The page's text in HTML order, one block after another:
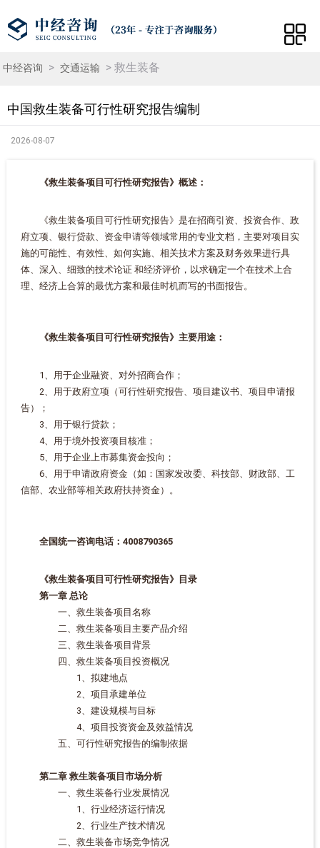
中经咨询 > 交通运输 > 救生装备
中国救生装备可行性研究报告编制
2026-08-07
《救生装备项目可行性研究报告》概述：
《救生装备项目可行性研究报告》是在招商引资、投资合作、政
府立项、银行贷款、资金申请等领域常用的专业文档，主要对项目实
施的可能性、有效性、如何实施、相关技术方案及财务效果进行具
体、深入、细致的技术论证 和经济评价，以求确定一个在技术上合
理、经济上合算的最优方案和最佳时机而写的书面报告。
《救生装备项目可行性研究报告》主要用途：
1、用于企业融资、对外招商合作；
2、用于政府立项（可行性研究报告、项目建议书、项目申请报
告）；
3、用于银行贷款；
4、用于境外投资项目核准；
5、用于企业上市募集资金投向；
6、用于申请政府资金（如：国家发改委、科技部、财政部、工
信部、农业部等相关政府扶持资金）。
全国统一咨询电话：4008790365
《救生装备项目可行性研究报告》目录
第一章 总论
一、救生装备项目名称
二、救生装备项目主要产品介绍
三、救生装备项目背景
四、救生装备项目投资概况
1、拟建地点
2、项目承建单位
3、建设规模与目标
4、项目投资资金及效益情况
五、可行性研究报告的编制依据
第二章 救生装备项目市场分析
一、救生装备行业发展情况
1、行业经济运行情况
2、行业生产技术情况
二、救生装备市场竞争情况